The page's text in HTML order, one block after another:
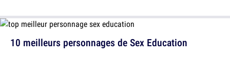
10 meilleurs personnages de Sex Education